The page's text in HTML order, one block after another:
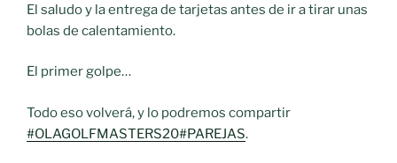
El saludo y la entrega de tarjetas antes de ir a tirar unas
bolas de calentamiento.
El primer golpe…
Todo eso volverá, y lo podremos compartir
#OLAGOLFMASTERS20#PAREJAS.